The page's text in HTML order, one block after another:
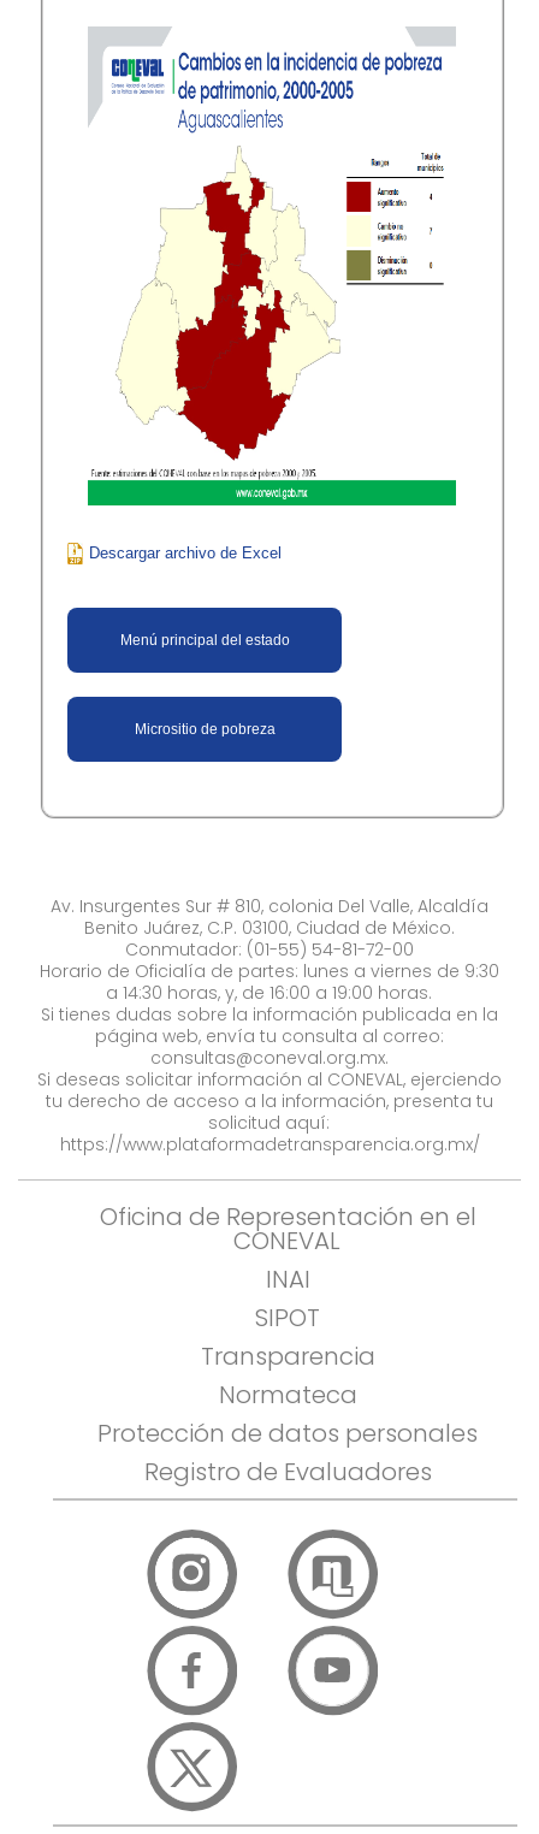
Descargar archivo de Excel​
Menú principal del estado
Micrositio de pobreza
Av. Insurgentes Sur # 810, colonia Del Valle, Alcaldía
Benito Juárez, C.P. 03100, Ciudad de México.
Conmutador: (01-55) 54-81-72-00
Horario de Oficialía de partes: lunes a viernes de 9:30
a 14:30 horas, y, de 16:00 a 19:00 horas.
Si tienes dudas sobre la información publicada en la
página web, envía tu consulta al correo:
consultas@coneval.org.mx.
Si deseas solicitar información al CONEVAL, ejerciendo
tu derecho de acceso a la información, presenta tu
solicitud aquí:
https://www.plataformadetransparencia.org.mx/
Oficina de Representación en el
CONEVAL
INAI
SIPOT
Transparencia
Normateca
Protección de datos personales
Registro de Evaluadores